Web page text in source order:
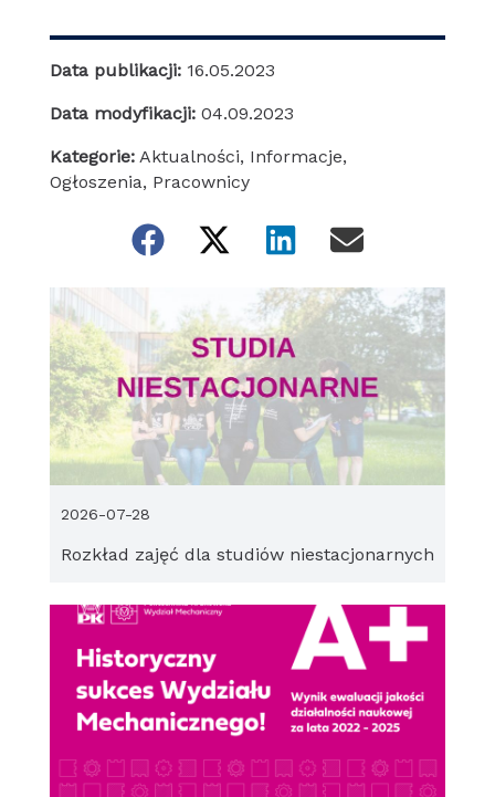
Data publikacji: 16.05.2023
Data modyfikacji: 04.09.2023
Kategorie: Aktualności, Informacje,
Ogłoszenia, Pracownicy
Rozkład zajęć dla studiów niestacjonarnych
2026-07-28